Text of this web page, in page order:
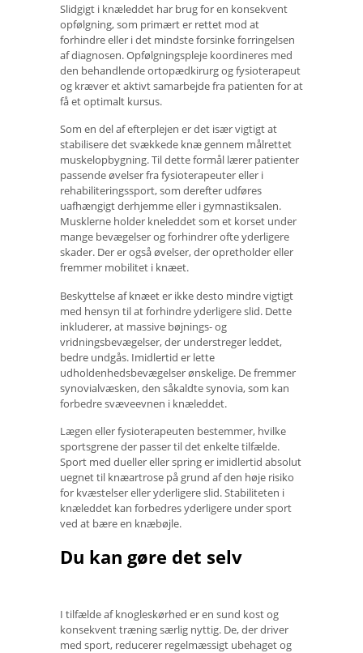
Slidgigt i knæleddet har brug for en konsekvent
opfølgning, som primært er rettet mod at
forhindre eller i det mindste forsinke forringelsen
af ​​diagnosen. Opfølgningspleje koordineres med
den behandlende ortopædkirurg og fysioterapeut
og kræver et aktivt samarbejde fra patienten for at
få et optimalt kursus.
Som en del af efterplejen er det især vigtigt at
stabilisere det svækkede knæ gennem målrettet
muskelopbygning. Til dette formål lærer patienter
passende øvelser fra fysioterapeuter eller i
rehabiliteringssport, som derefter udføres
uafhængigt derhjemme eller i gymnastiksalen.
Musklerne holder kneleddet som et korset under
mange bevægelser og forhindrer ofte yderligere
skader. Der er også øvelser, der opretholder eller
fremmer mobilitet i knæet.
Beskyttelse af knæet er ikke desto mindre vigtigt
med hensyn til at forhindre yderligere slid. Dette
inkluderer, at massive bøjnings- og
vridningsbevægelser, der understreger leddet,
bedre undgås. Imidlertid er lette
udholdenhedsbevægelser ønskelige. De fremmer
synovialvæsken, den såkaldte synovia, som kan
forbedre svæveevnen i knæleddet.
Lægen eller fysioterapeuten bestemmer, hvilke
sportsgrene der passer til det enkelte tilfælde.
Sport med dueller eller spring er imidlertid absolut
uegnet til knæartrose på grund af den høje risiko
for kvæstelser eller yderligere slid. Stabiliteten i
knæleddet kan forbedres yderligere under sport
ved at bære en knæbøjle.
Du kan gøre det selv
I tilfælde af knogleskørhed er en sund kost og
konsekvent træning særlig nyttig. De, der driver
med sport, reducerer regelmæssigt ubehaget og